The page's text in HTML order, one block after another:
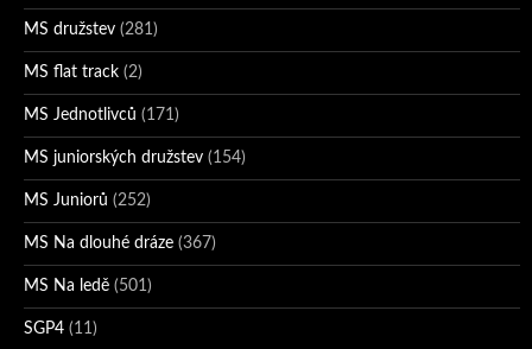
MS družstev (281)
MS flat track (2)
MS Jednotlivců (171)
MS juniorských družstev (154)
MS Juniorů (252)
MS Na dlouhé dráze (367)
MS Na ledě (501)
SGP4 (11)